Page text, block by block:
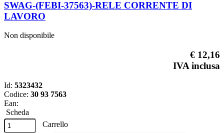
SWAG-(FEBI-37563)-RELE CORRENTE DI
LAVORO
Non disponibile
€ 12,16
IVA inclusa
Id: 5323432
Codice: 30 93 7563
Ean:
Scheda
Carrello